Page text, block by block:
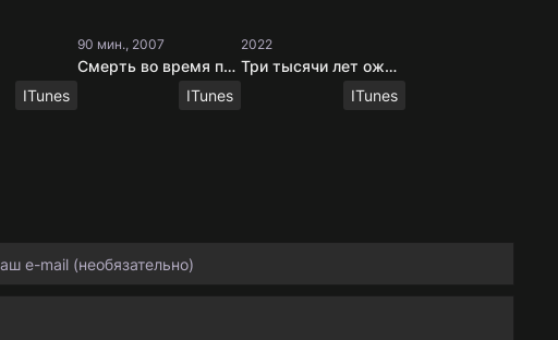
ITunes
90 мин., 2007
Смерть во время похорон
ITunes
2022
Три тысячи лет ожидания
ITunes